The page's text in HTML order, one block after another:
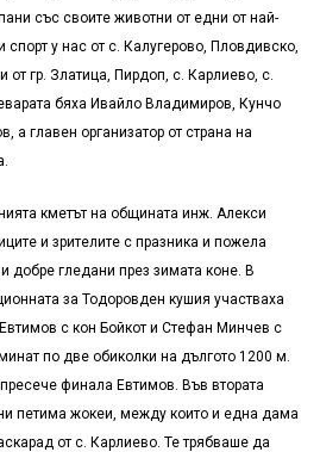
със своите животни от едни от най-
спорт у нас от с. Калугерово, Пловдивско,
от гр. Златица, Пирдоп, с. Карлиево, с.
бяха Ивайло Владимиров, Кунчо
а главен организатор от страна на
кметът на общината инж. Алекси
и зрителите с празника и пожела
добре гледани през зимата коне. В
за Тодоровден кушия участваха
с кон Бойкот и Стефан Минчев с
по две обиколки на дългото 1200 м.
финала Евтимов. Във втората
петима жокеи, между които и една дама
от с. Карлиево. Те трябваше да